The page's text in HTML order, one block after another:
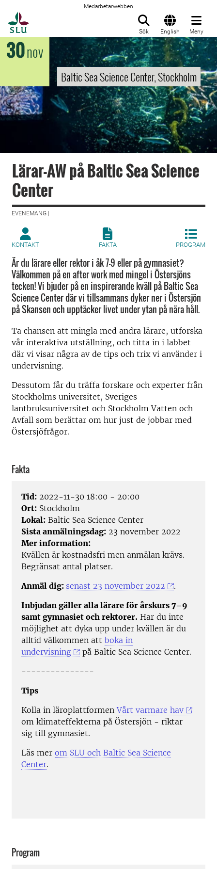
Medarbetarwebben
Sök English Meny
30nov
Baltic Sea Science Center, Stockholm
Lärar-AW på Baltic Sea Science
Center
EVENEMANG |
KONTAKT FAKTA PROGRAM
Är du lärare eller rektor i åk 7–9 eller på gymnasiet?
Välkommen på en after work med mingel i Östersjöns
tecken! Vi bjuder på en inspirerande kväll på Baltic Sea
Science Center där vi tillsammans dyker ner i Östersjön
på Skansen och upptäcker livet under ytan på nära håll.
Ta chansen att mingla med andra lärare, utforska
vår interaktiva utställning, och titta in i labbet
där vi visar några av de tips och trix vi använder i
undervisning.
Dessutom får du träffa forskare och experter från
Stockholms universitet, Sveriges
lantbruksuniversitet och Stockholm Vatten och
Avfall som berättar om hur just de jobbar med
Östersjöfrågor.
Fakta
Tid: 2022-11-30 18:00 - 20:00
Ort: Stockholm
Lokal: Baltic Sea Science Center
Sista anmälningsdag: 23 november 2022
Mer information:
Kvällen är kostnadsfri men anmälan krävs.
Begränsat antal platser.
Anmäl dig: senast 23 november 2022
.
Inbjudan gäller alla lärare för årskurs 7–9
samt gymnasiet och rektorer. Har du inte
möjlighet att dyka upp under kvällen är du
alltid välkommen att boka in
undervisning
på Baltic Sea Science Center.
---------------
Tips
Kolla in läroplattformenVårt varmare hav
om klimateffekterna på Östersjön - riktar
sig till gymnasiet.
Läs mer om SLU och Baltic Sea Science
Center.
Program